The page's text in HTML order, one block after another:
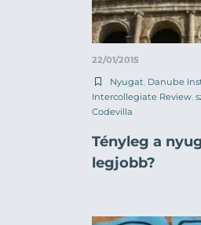
22/01/2015
Nyugat, Danube
Intercollegiate Review,
Codevilla
Tényleg a
legjobb?